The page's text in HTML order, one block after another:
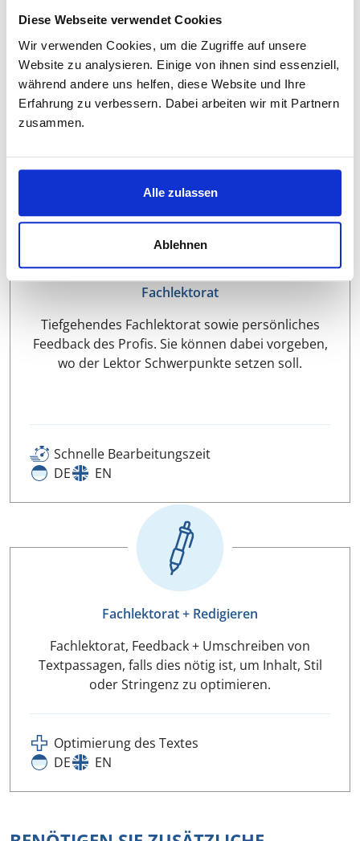
Diese Webseite verwendet Cookies
Wir verwenden Cookies, um die Zugriffe auf unsere
Website zu analysieren. Einige von ihnen sind essenziell,
während andere uns helfen, diese Website und Ihre
Erfahrung zu verbessern. Dabei arbeiten wir mit Partnern
zusammen.
Alle zulassen
Ablehnen
Berufserfahrung unserer Lektoren
UNSERE BAUSTEINE FÜR IHREN
ERFOLG
Die passende Lösung für jede Ausgangssituation
Fachlektorat
Tiefgehendes Fachlektorat sowie persönliches
Feedback des Profis. Sie können dabei vorgeben,
wo der Lektor Schwerpunkte setzen soll.
Schnelle Bearbeitungszeit
DE
EN
Fachlektorat + Redigieren
Fachlektorat, Feedback + Umschreiben von
Textpassagen, falls dies nötig ist, um Inhalt, Stil
oder Stringenz zu optimieren.
Optimierung des Textes
DE
EN